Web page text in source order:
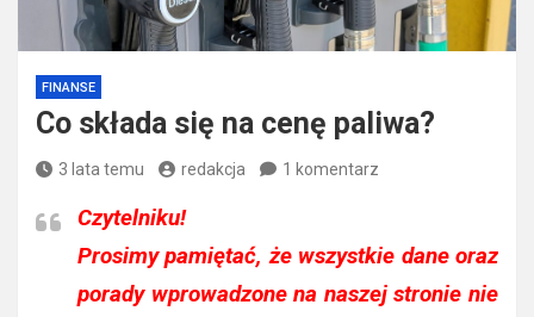
FINANSE
Co składa się na cenę paliwa?
3 lata temu redakcja 1 komentarz
Czytelniku!
Prosimy pamiętać, że wszystkie dane oraz
porady wprowadzone na naszej stronie nie